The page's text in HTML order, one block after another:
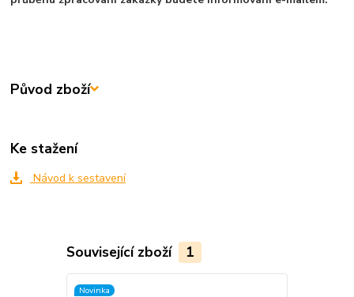
Původ zboží
Ke stažení
Návod k sestavení
Související zboží 1
Novinka